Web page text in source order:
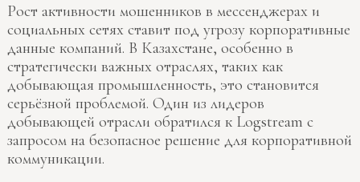
Рост активности мошенников в мессенджерах и
социальных сетях ставит под угрозу корпоративные
данные компаний. В Казахстане, особенно в
стратегически важных отраслях, таких как
добывающая промышленность, это становится
серьёзной проблемой. Один из лидеров
добывающей отрасли обратился к Logstream с
запросом на безопасное решение для корпоративной
коммуникации.